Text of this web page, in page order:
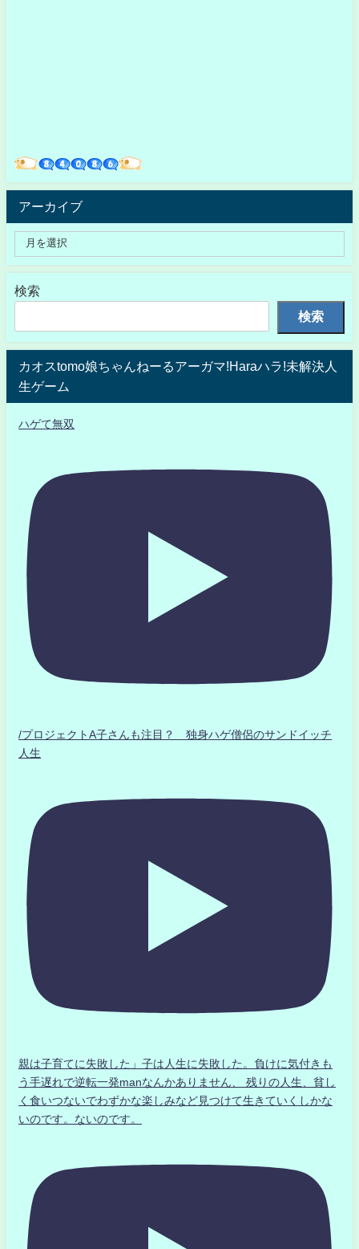
アーカイブ
検索
検索
カオスtomo娘ちゃんねーるアーガマ!Haraハラ!未解決人
生ゲーム
ハゲて無双
/プロジェクトA子さんも注目？ 独身ハゲ僧侶のサンドイッチ
人生
親は子育てに失敗した」子は人生に失敗した。負けに気付きも
う手遅れで逆転一発manなんかありません、 残りの人生、貧し
く食いつないでわずかな楽しみなど見つけて生きていくしかな
いのです。ないのです。